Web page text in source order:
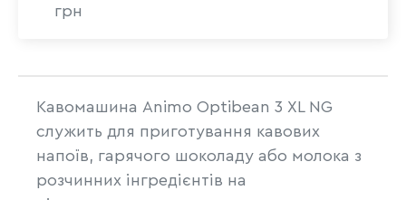
грн
Кавомашина Animo Optibean 3 XL NG
служить для приготування кавових
напоїв, гарячого шоколаду або молока з
розчинних інгредієнтів на